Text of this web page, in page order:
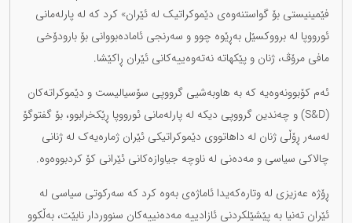
فێمینیستی بۆ گواستنەوەی دێموکراتیک لە ئێران» کرد کە لە پارلەمانی
ئورووپا لە برووکسێل بەڕێوە چوو و سەرنجی ئامادەبووانی بۆ بارودۆخی
مافی مرۆڤ، ژنان و پێکهاتە نەتەوەییەکانی ئێران ڕاکێشا.
ئەم کۆبوونەوەیە کە بە هاوبەشیی گرووپی سۆسیالیست و دێموکراتەکان
(S&D) و چەندین گرووپی دیکە لە پارلەمانی ئورووپا ڕێکخرابوو، بۆ گفتوگۆ
لەسەر ڕۆڵی ژنان لە داهاتووی دێموکراتیکی ئێران ژمارەیەک لە ژنانی
چالاکی سیاسی و مەدەنی لە ناوچە جیاوازەکانی ئێرانی کۆ کردبووەوە.
ڕۆژە عەزیزی لە وتارەکەیدا ئاماژەی بەوە کرد کە سەرکوتی سیاسی لە
ئێران تەنیا بە پێشێلکردنی ئازادییە مەدەنییەکان سنووردار نابێت، بەڵکوو